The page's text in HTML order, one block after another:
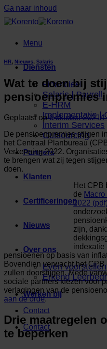
Ga naar inhoud
Menu
Diensten
Financieel
Salaris | Payroll
E-HRM
Implementatie |
Interim Services
Outsourcing
Partners
Klanten
Certificeringen
Nieuws
Over ons
Even voorstellen
Erkend
Werken bij
Contact
Contact
HR, Nieuws, Salaris
Wat te doen bij
pensioenpremies
Geplaatst op6 oktober 20214
De pensioenpremies stijgen
het Centraal Planbureau
Verkenning 2022.
te brengen wat zij tegen
doen.
Het CPB
de
2022 (pdf)
zijn,
indexatie
pensioenen op basis van
Bovendien verwacht het
zullen doorstijgen. Mede
sociale partners kiezen voor
verlagingen van de
aan de orde.
Drie maatregelen
te beperken